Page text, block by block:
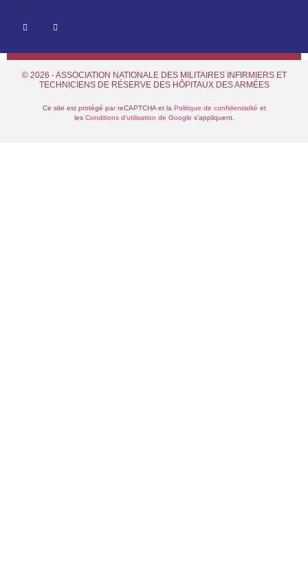
© 2026 - ASSOCIATION NATIONALE DES MILITAIRES INFIRMIERS ET
TECHNICIENS DE RÉSERVE DES HÔPITAUX DES ARMÉES
Ce site est protégé par reCAPTCHA et la Politique de confidentialité et
les Conditions d’utilisation de Google s’appliquent.